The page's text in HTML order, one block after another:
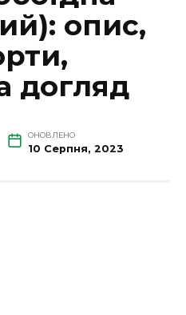
опис,
догляд
ОНОВЛЕНО
10 Серпня, 2023